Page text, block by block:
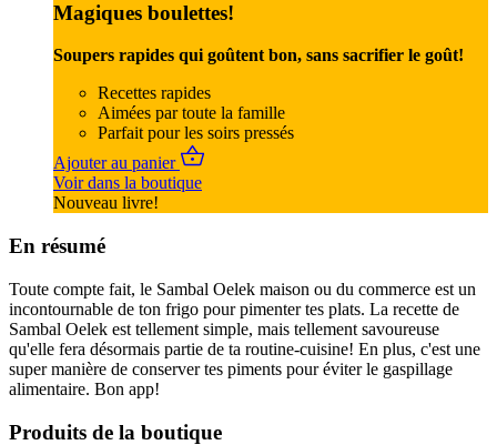
Magiques boulettes!
Soupers rapides qui goûtent bon, sans sacrifier le goût!
Recettes rapides
Aimées par toute la famille
Parfait pour les soirs pressés
Ajouter au panier
Voir dans la boutique
Nouveau livre!
En résumé
Toute compte fait, le Sambal Oelek maison ou du commerce est un
incontournable de ton frigo pour pimenter tes plats. La recette de
Sambal Oelek est tellement simple, mais tellement savoureuse
qu'elle fera désormais partie de ta routine-cuisine! En plus, c'est une
super manière de conserver tes piments pour éviter le gaspillage
alimentaire. Bon app!
Produits de la boutique